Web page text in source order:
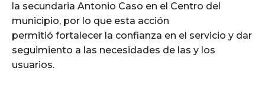
la secundaria Antonio Caso en el Centro del
municipio, por lo que esta acción
permitió fortalecer la confianza en el servicio y dar
seguimiento a las necesidades de las y los
usuarios.